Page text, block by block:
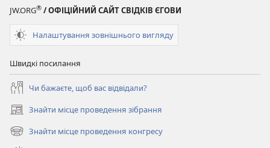
JW.ORG® / ОФІЦІЙНИЙ САЙТ СВІДКІВ ЄГОВИ
Налаштування зовнішнього вигляду
Швидкі посилання
Чи бажаєте, щоб вас відвідали?
Знайти місце проведення зібрання
(відкривається
у
новому
Знайти місце проведення конгресу
(відкривається